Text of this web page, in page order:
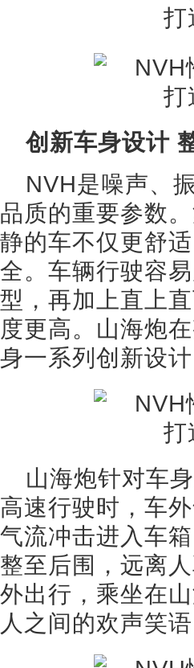
创新车身设计
NVH是噪声、
品质的重要参数
静的车不仅更舒
全。车辆行驶容
型，再加上直上
度更高。山海炮
身一系列创新设
山海炮针对车
高速行驶时，车
气流冲击进入车
整至后围，远离
外出行，乘坐在
人之间的欢声笑